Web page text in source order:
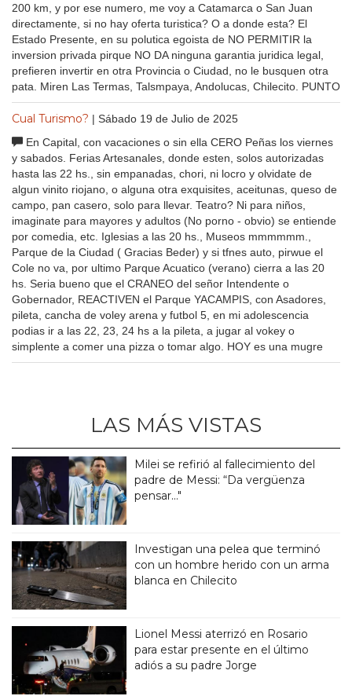
200 km, y por ese numero, me voy a Catamarca o San Juan
directamente, si no hay oferta turistica? O a donde esta? El
Estado Presente, en su polutica egoista de NO PERMITIR la
inversion privada pirque NO DA ninguna garantia juridica legal,
prefieren invertir en otra Provincia o Ciudad, no le busquen otra
pata. Miren Las Termas, Talsmpaya, Andolucas, Chilecito. PUNTO
Cual Turismo? | Sábado 19 de Julio de 2025
En Capital, con vacaciones o sin ella CERO Peñas los viernes
y sabados. Ferias Artesanales, donde esten, solos autorizadas
hasta las 22 hs., sin empanadas, chori, ni locro y olvidate de
algun vinito riojano, o alguna otra exquisites, aceitunas, queso de
campo, pan casero, solo para llevar. Teatro? Ni para niños,
imaginate para mayores y adultos (No porno - obvio) se entiende
por comedia, etc. Iglesias a las 20 hs., Museos mmmmmm.,
Parque de la Ciudad ( Gracias Beder) y si tfnes auto, pirwue el
Cole no va, por ultimo Parque Acuatico (verano) cierra a las 20
hs. Seria bueno que el CRANEO del señor Intendente o
Gobernador, REACTIVEN el Parque YACAMPIS, con Asadores,
pileta, cancha de voley arena y futbol 5, en mi adolescencia
podias ir a las 22, 23, 24 hs a la pileta, a jugar al vokey o
simplente a comer una pizza o tomar algo. HOY es una mugre
LAS MÁS VISTAS
Milei se refirió al fallecimiento del
padre de Messi: “Da vergüenza
pensar..."
Investigan una pelea que terminó
con un hombre herido con un arma
blanca en Chilecito
Lionel Messi aterrizó en Rosario
para estar presente en el último
adiós a su padre Jorge